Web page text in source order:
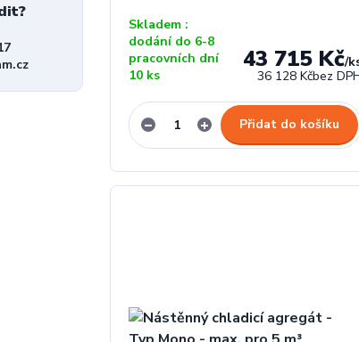
43 715 Kč/
36 128 Kčbez
Skladem :
dodání do 6-8
pracovních dní
10 ks
Přidat do košíku